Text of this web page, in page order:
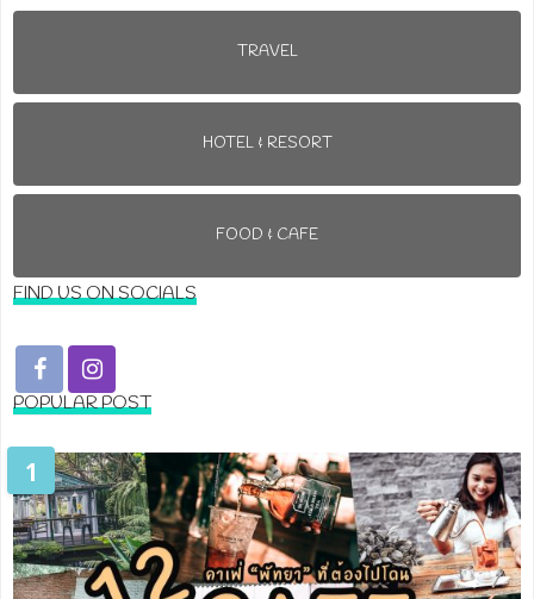
TRAVEL
HOTEL & RESORT
FOOD & CAFE
FIND US ON SOCIALS
POPULAR POST
1